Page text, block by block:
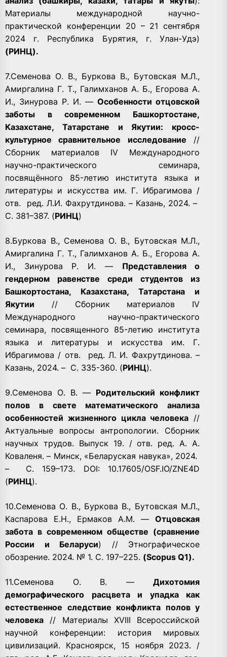
Материалы международной научно-
практической конференции 20 – 21 сентября
2024 г. Республика Бурятия, г. Улан-Удэ)
(РИНЦ).
7.Семенова О. В., Бyркова В., Бутовская М.Л.,
Амиргалина Г. Т., Галимханов А. Б., Егорова А.
И., Зинурова Р. И. —Особенности отцовской
заботы в современном Башкортостане,
Казахстане, Татарстане и Якутии: кросс-
культурное сравнительное исследование //
Сборник материалов IV Международного
научно-практического семинара,
посвящённого 85-летию института языка и
литературы и искусства им. Г. Ибрагимова /
отв.
ред. Л.И. Фахрутдинова. – Казань, 2024. –
С. 381–387. (РИНЦ)
8.Бyркова В., Семенова О. В., Бутовская М.Л.,
Амиргалина Г. Т., Галимханов А. Б., Егорова А.
И., Зинурова Р. И. — Представления о
гендерном равенстве среди студентов из
Башкортостана, Казахстана, Татарстана и
Якутии // Сборник материалов IV
Международного научно-практического
семинара, посвященного 85-летию института
языка и литературы и искусства им. Г.
Ибрагимова / отв.
ред. Л. И. Фахрутдинова. –
Казань, 2024. – С. 335-360. (РИНЦ).
9.Семенова О. В. — Родительский конфликт
полов в свете математического анализа
особенностей жизненного цикла человека //
Актуальные вопросы антропологии. Сборник
научных трудов. Выпуск 19. / отв. ред. А. А.
Коваленя. – Минск, «Беларуская навука», 2024.
–
С. 159–173. DOI: 10.17605/OSF.IO/ZNE4D
(РИНЦ).
10.Семенова О. В., Бyркова В., Бутовская М.Л.,
Каспарова Е.Н., Ермаков А.М. —Отцовская
забота в современном обществе (сравнение
России и Беларуси) // Этнографическое
обозрение. 2024. № 1. С. 197–225. (Scopus Q1).
11.Семенова О. В. —Дихотомия
демографического расцвета и упадка как
естественное следствие конфликта полов у
человека // Материалы XVIII Всероссийской
научной конференции: история мировых
цивилизаций. Красноярск, 15 ноября 2023. /